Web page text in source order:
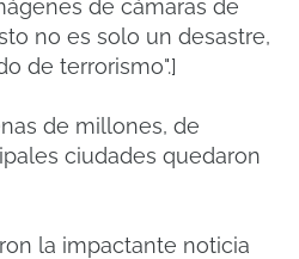
de cámaras de
no es solo un desastre,
de terrorismo".]
de millones, de
ciudades quedaron
la impactante noticia